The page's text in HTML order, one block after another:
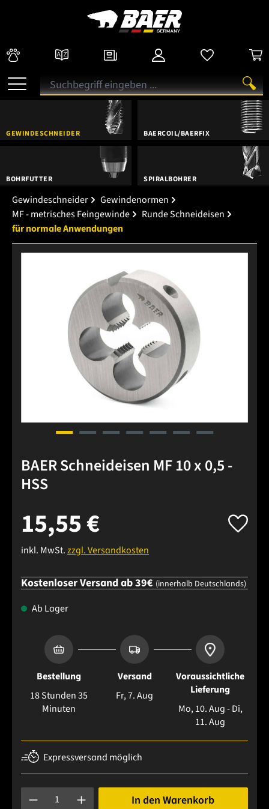
GEWINDESCHNEIDER BAERCOIL/BAERFIX
BOHRFUTTER SPIRALBOHRER
Gewindeschneider
Gewindenormen
MF - metrisches Feingewinde
Runde Schneideisen
für normale Anwendungen
BAER Schneideisen MF 10 x 0,5 -
HSS
15,55 €
inkl. MwSt.zzgl. Versandkosten
Kostenloser Versand ab 39€ (innerhalb Deutschlands)
Ab Lager
Bestellung
18 Stunden 35
Minuten
Versand
Fr, 7. Aug
Voraussichtliche
Lieferung
Mo, 10. Aug - Di,
11. Aug
Expressversand möglich
Produkt Anzahl: Gib den gewünschten Wert ein oder
In den Warenkorb